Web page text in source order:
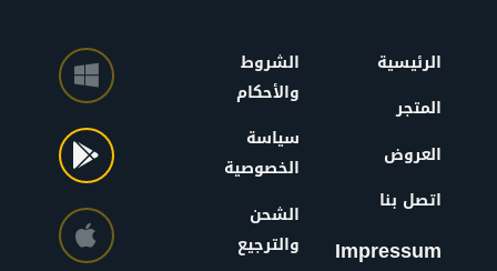
الرئيسية
المتجر
العروض
اتصل بنا
Impressum
الشروط
والأحكام
سياسة
الخصوصية
الشحن
والترجيع